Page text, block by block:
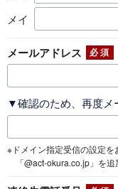
メイ
メールアドレス
▼確認のため、再度メ
※ドメイン指定受信の設定
「@act‑okura.co.jp」を追